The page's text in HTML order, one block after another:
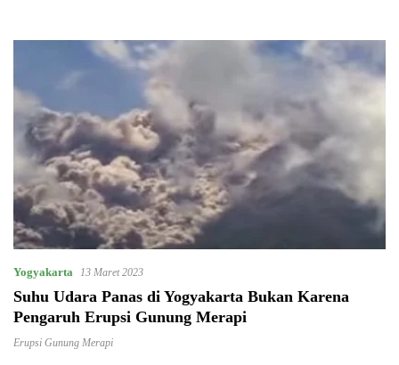
Yogyakarta 13 Maret 2023
Suhu Udara Panas di Yogyakarta Bukan Karena
Pengaruh Erupsi Gunung Merapi
Erupsi Gunung Merapi